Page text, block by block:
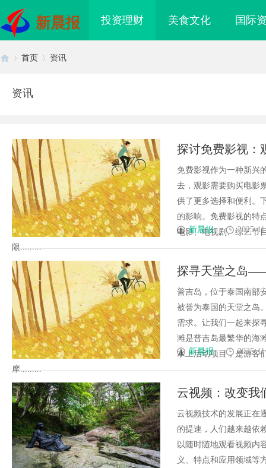
新晨报 投资理财 美食文化 国际
首页 资讯
资讯
探讨免费影视：
免费影视作为一种新兴
去，观影需要购买电影
供了更多选择和便利。
的影响。免费影视的特
电影、电视剧、综艺节
限.........
新晨报 2025-
探寻天堂之岛
普吉岛，位于泰国南部
被誉为泰国的天堂之岛
需求。让我们一起来探
滩是普吉岛最繁华的海
水上活动项目，是游客
摩.........
新晨报 2025-
云视频：改变我
云视频技术的发展正在
的提速，人们越来越依
以随时随地观看视频内
义、特点和应用领域等
视频剧集时代的创新 虫草品牌哪个靠谱？虫草品牌哪
价比高？虫草品牌哪个用户评价
深度剖析玄鹿虫草硬核实力